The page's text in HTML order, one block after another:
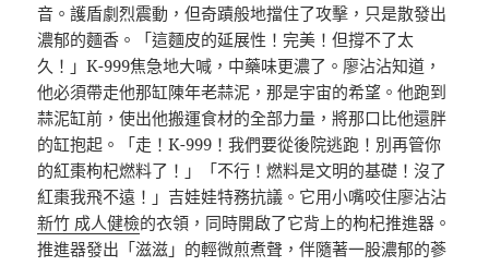
音。護盾劇烈震動，但奇蹟般地擋住了攻擊，只是散發出
濃郁的麵香。「這麵皮的延展性！完美！但撐不了太
久！」K-999焦急地大喊，中藥味更濃了。廖沾沾知道，
他必須帶走他那缸陳年老蒜泥，那是宇宙的希望。他跑到
蒜泥缸前，使出他搬運食材的全部力量，將那口比他還胖
的缸抱起。「走！K-999！我們要從後院逃跑！別再管你
的紅棗枸杞燃料了！」「不行！燃料是文明的基礎！沒了
紅棗我飛不遠！」吉娃娃特務抗議。它用小嘴咬住廖沾沾
新竹 成人健檢的衣領，同時開啟了它背上的枸杞推進器。
推進器發出「滋滋」的輕微煎煮聲，伴隨著一股濃郁的蔘